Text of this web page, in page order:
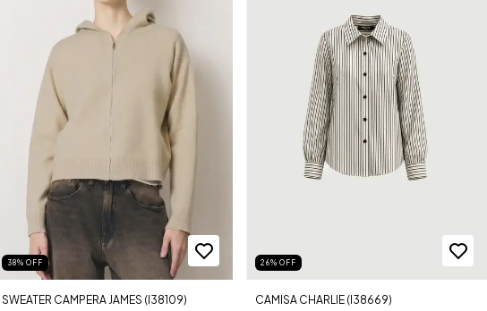
38% OFF
SWEATER CAMPERA JAMES (I38109)
26%OFF
CAMISA CHARLIE (I38669)